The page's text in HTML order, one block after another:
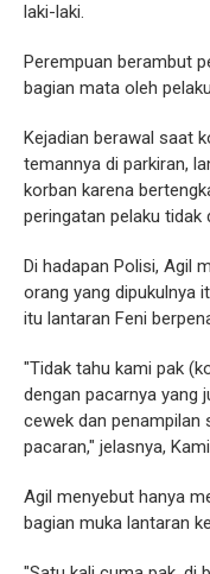
laki-laki.
Perempuan berambut
bagian mata oleh
Kejadian berawal saat
temannya di parkiran,
korban karena
peringatan pelaku tidak
Di hadapan Polisi, Agil
orang yang dipukulnya
itu lantaran Feni
"Tidak tahu kami pak
dengan pacarnya yang
cewek dan penampilan
pacaran," jelasnya,
Agil menyebut hanya
bagian muka lantaran